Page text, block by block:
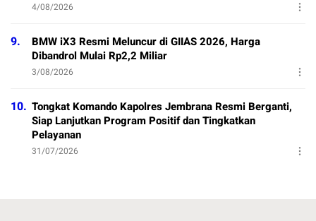
4/08/2026
9.
BMW iX3 Resmi Meluncur di GIIAS 2026, Harga
Dibandrol Mulai Rp2,2 Miliar
3/08/2026
10. Tongkat Komando Kapolres Jembrana Resmi Berganti,
Siap Lanjutkan Program Positif dan Tingkatkan
Pelayanan
31/07/2026